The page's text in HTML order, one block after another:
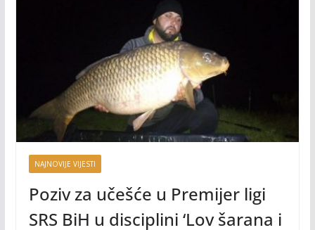
NAJNOVIJE VIJESTI
Poziv za učešće u Premijer ligi
SRS BiH u disciplini ‘Lov šarana i